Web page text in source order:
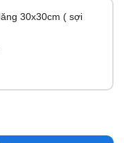
30x30cm ( sợi